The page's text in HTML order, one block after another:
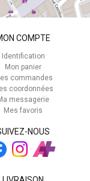
COMPTE
Identification
Mon panier
commandes
coordonnées
messagerie
Mes favoris
NOUS